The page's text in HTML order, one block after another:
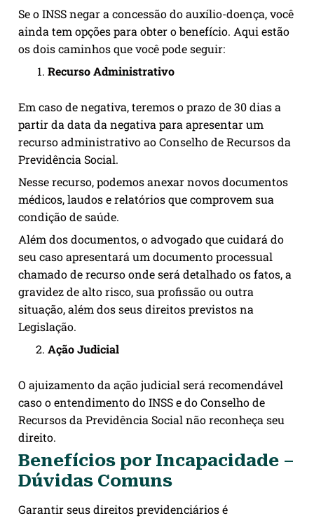
Se o INSS negar a concessão do auxílio-doença, você
ainda tem opções para obter o benefício. Aqui estão
os dois caminhos que você pode seguir:
Recurso Administrativo
Em caso de negativa, teremos o prazo de 30 dias a
partir da data da negativa para apresentar um
recurso administrativo ao Conselho de Recursos da
Previdência Social.
Nesse recurso, podemos anexar novos documentos
médicos, laudos e relatórios que comprovem sua
condição de saúde.
Além dos documentos, o advogado que cuidará do
seu caso apresentará um documento processual
chamado de recurso onde será detalhado os fatos, a
gravidez de alto risco, sua profissão ou outra
situação, além dos seus direitos previstos na
Legislação.
Ação Judicial
O ajuizamento da ação judicial será recomendável
caso o entendimento do INSS e do Conselho de
Recursos da Previdência Social não reconheça seu
direito.
Benefícios por Incapacidade –
Dúvidas Comuns
Garantir seus direitos previdenciários é